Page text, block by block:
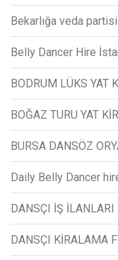
Bekarlığa veda
Belly Dancer Hire
BODRUM LÜKS YAT
BOĞAZ TURU YAT
BURSA DANSÖZ
Daily Belly Dancer
DANSÇI İŞ İLANLARI
DANSÇI KİRALAMA